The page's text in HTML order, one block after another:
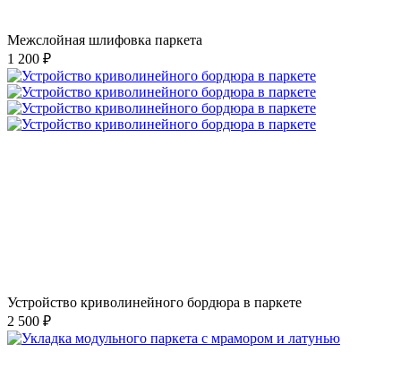
Межслойная шлифовка паркета
1 200 ₽
Устройство криволинейного бордюра в паркете
2 500 ₽